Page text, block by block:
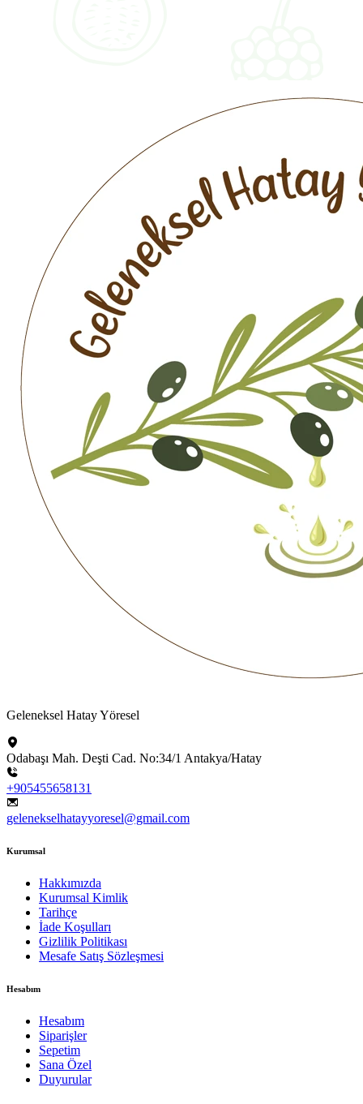
Geleneksel Hatay Yöresel
Odabaşı Mah. Deşti Cad. No:34/1 Antakya/Hatay
+905455658131
gelenekselhatayyoresel@gmail.com
Kurumsal
Hakkımızda
Kurumsal Kimlik
Tarihçe
İade Koşulları
Gizlilik Politikası
Mesafe Satış Sözleşmesi
Hesabım
Hesabım
Siparişler
Sepetim
Sana Özel
Duyurular